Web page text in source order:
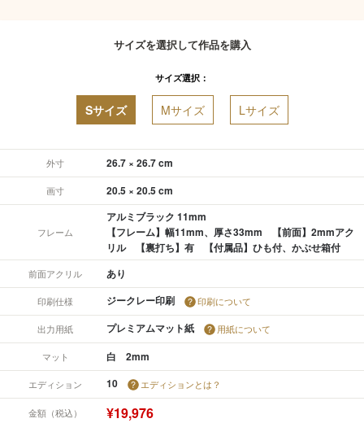
サイズを選択して作品を購入
サイズ選択：
Sサイズ Mサイズ Lサイズ
外寸 26.7 × 26.7 cm
画寸 20.5 × 20.5 cm
フレーム
アルミブラック 11mm
【フレーム】幅11mm、厚さ33mm 【前面】2mmアク
リル 【裏打ち】有 【付属品】ひも付、かぶせ箱付
前面アクリル あり
印刷仕様 ジークレー印刷 印刷について
出力用紙 プレミアムマット紙 用紙について
マット 白 2mm
エディション 10 エディションとは？
金額（税込） ¥19,976